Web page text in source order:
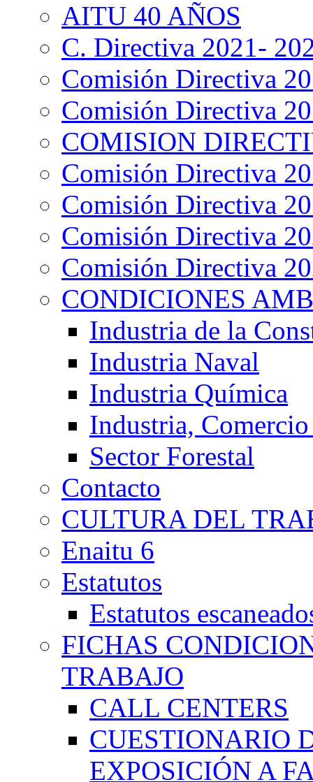
AITU 40 AÑOS
C. Directiva 2021-
Comisión Directiva
Comisión Directiva
COMISION
Comisión Directiva
Comisión Directiva
Comisión Directiva
Comisión Directiva
CONDICIONES
Industria de la
Industria Naval
Industria Química
Industria,
Sector Forestal
Contacto
CULTURA DEL
Enaitu 6
Estatutos
Estatutos
FICHAS
TRABAJO
CALL CENTERS
CUESTIONARIO
EXPOSICIÓN A